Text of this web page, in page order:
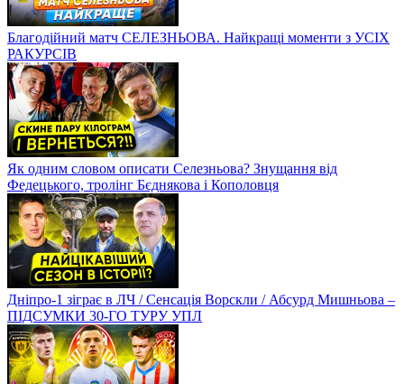
Благодійний матч СЕЛЕЗНЬОВА. Найкращі моменти з УСІХ
РАКУРСІВ
Як одним словом описати Селезньова? Знущання від
Федецького, тролінг Бєднякова і Кополовця
Дніпро-1 зіграє в ЛЧ / Сенсація Ворскли / Абсурд Мишньова –
ПІДСУМКИ 30-ГО ТУРУ УПЛ